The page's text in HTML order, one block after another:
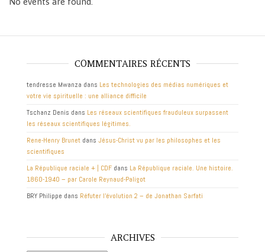
COMMENTAIRES RÉCENTS
tendresse Mwanza dans Les technologies des médias numériques et
votre vie spirituelle : une alliance difficile
Tschanz Denis dans Les réseaux scientifiques frauduleux surpassent
les réseaux scientifiques légitimes.
Rene-Henry Brunet dans Jésus-Christ vu par les philosophes et les
scientifiques
La République raciale + | CDF dans La République raciale. Une histoire.
1860-1940 – par Carole Reynaud-Paligot
BRY Philippe dans Réfuter l’évolution 2 – de Jonathan Sarfati
ARCHIVES